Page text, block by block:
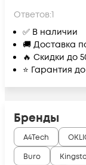
Ответов:1
✅ В наличии
🚚 Доставка
🔥 Скидки до
⭐ Гарантия
Бренды
A4Tech
Buro